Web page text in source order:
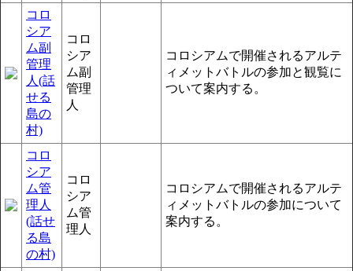
コロ
シア
ム副
管理
人(話
せる
島の
村)
コロ
シア
ム副
管理
人
コロシアムで開催されるアルテ
ィメットバトルの参加と観覧に
ついて案内する。
コロ
シア
ム管
理人
(話せ
る島
の村)
コロ
シア
ム管
理人
コロシアムで開催されるアルテ
ィメットバトルの参加について
案内する。